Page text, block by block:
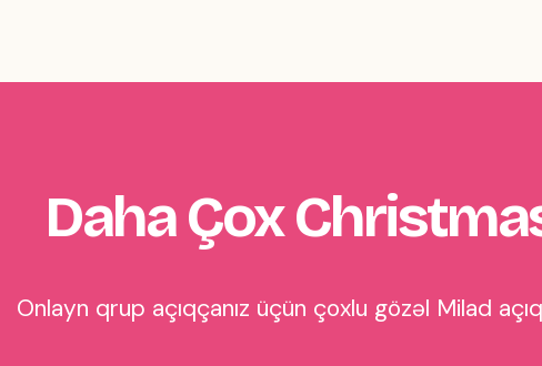
Daha Çox
Onlayn qrup açıqçanız üçün çoxlu gözəl Milad